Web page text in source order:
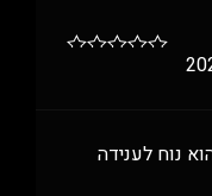
נוח לענידה